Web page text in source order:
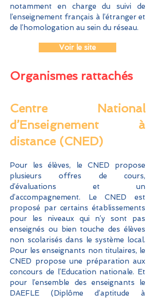
notamment en charge du suivi de
l’enseignement français à l’étranger et
de l’homologation au sein du réseau.
Voir le site
Organismes rattachés
Centre National
d’Enseignement à
distance (CNED)
Pour les élèves, le CNED propose
plusieurs offres de cours,
d’évaluations et un
d’accompagnement. Le CNED est
proposé par certains établissements
pour les niveaux qui n’y sont pas
enseignés ou bien touche des élèves
non scolarisés dans le système local.
Pour les enseignants non titulaires, le
CNED propose une préparation aux
concours de l’Education nationale. Et
pour l’ensemble des enseignants le
DAEFLE (Diplôme d’aptitude à